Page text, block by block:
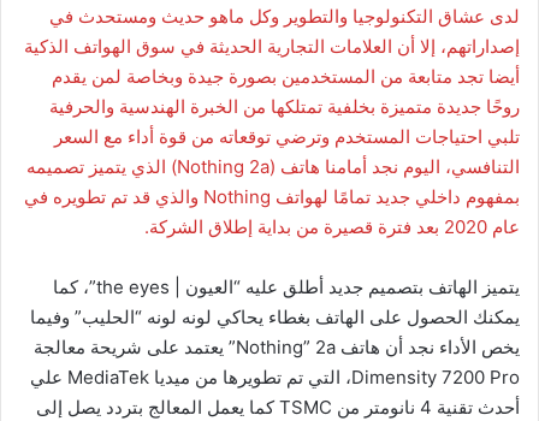
لدى عشاق التكنولوجيا والتطوير وكل ماهو حديث ومستحدث في
إصداراتهم، إلا أن العلامات التجارية الحديثة في سوق الهواتف الذكية
أيضا تجد متابعة من المستخدمين بصورة جيدة وبخاصة لمن يقدم
روحًا جديدة متميزة بخلفية تمتلكها من الخبرة الهندسية والحرفية
تلبي احتياجات المستخدم وترضي توقعاته من قوة أداء مع السعر
التنافسي، اليوم نجد أمامنا هاتف (Nothing 2a) الذي يتميز تصميمه
بمفهوم داخلي جديد تمامًا لهواتف Nothing والذي قد تم تطويره في
عام 2020 بعد فترة قصيرة من بداية إطلاق الشركة.
يتميز الهاتف بتصميم جديد أطلق عليه “العيون | the eyes”، كما
يمكنك الحصول على الهاتف بغطاء يحاكي لونه لونه “الحليب” وفيما
يخص الأداء نجد أن هاتف Nothing” 2a” يعتمد على شريحة معالجة
Dimensity 7200 Pro، التي تم تطويرها من ميديا MediaTek علي
أحدث تقنية 4 نانومتر من TSMC كما يعمل المعالج بتردد يصل إلى